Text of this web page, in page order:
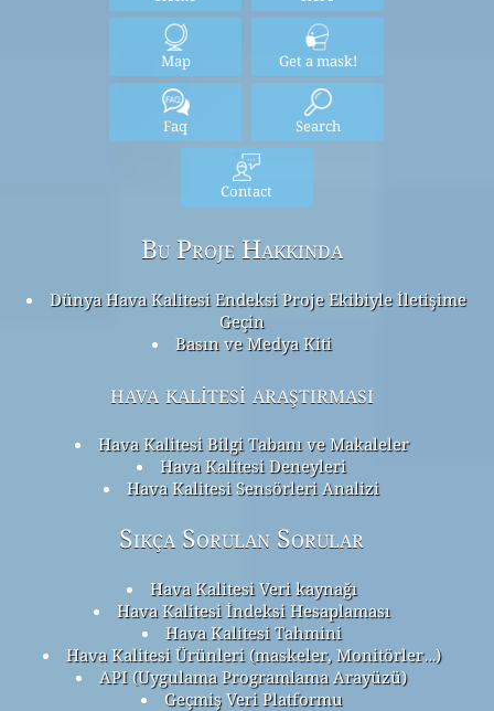
Map Get a mask!
Faq Search
Contact
Bu Proje Hakkında
Dünya Hava Kalitesi Endeksi Proje Ekibiyle İletişime
Geçin
Basın ve Medya Kiti
hava kalitesi araştırması
Hava Kalitesi Bilgi Tabanı ve Makaleler
Hava Kalitesi Deneyleri
Hava Kalitesi Sensörleri Analizi
Sıkça Sorulan Sorular
Hava Kalitesi Veri kaynağı
Hava Kalitesi İndeksi Hesaplaması
Hava Kalitesi Tahmini
Hava Kalitesi Ürünleri (maskeler, Monitörler…)
API (Uygulama Programlama Arayüzü)
Geçmiş Veri Platformu